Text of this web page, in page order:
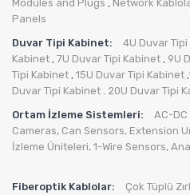
Modules and Plugs , Network
Panels
Duvar Tipi Kabinet:
4U Duvar
Kabinet , 7U Duvar Tipi Kabinet , 9U
Tipi Kabinet , 15U Duvar Tipi Kabinet ,
Duvar Tipi Kabinet . 20U Duvar Tipi
Ortam İzleme Sistemleri:
AC-
Cameras, Can Sensors, Extension
İzleme Üniteleri, 1-Wire Sensors,
Fiberoptik Kablolar:
Çok Tüplü